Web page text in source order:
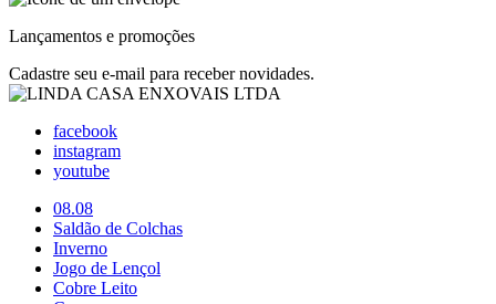
Lançamentos e promoções
Cadastre seu e-mail para receber novidades.
facebook
instagram
youtube
08.08
Saldão de Colchas
Inverno
Jogo de Lençol
Cobre Leito